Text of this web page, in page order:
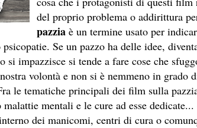
del proprio problema o addirittura
pazzia è un termine usato per
Se un pazzo ha delle idee,
si impazzisce si tende a fare cose che
volontà e non si è nemmeno in grado
le tematiche principali dei film sulla
mentali e le cure ad esse
dei manicomi, centri di cura o